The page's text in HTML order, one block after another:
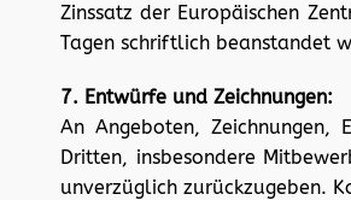
Zinssatz der Europäischen
Tagen schriftlich beanstandet
7. Entwürfe und Zeichnungen:
An Angeboten,
Dritten, insbesondere
unverzüglich zurückzugeben.